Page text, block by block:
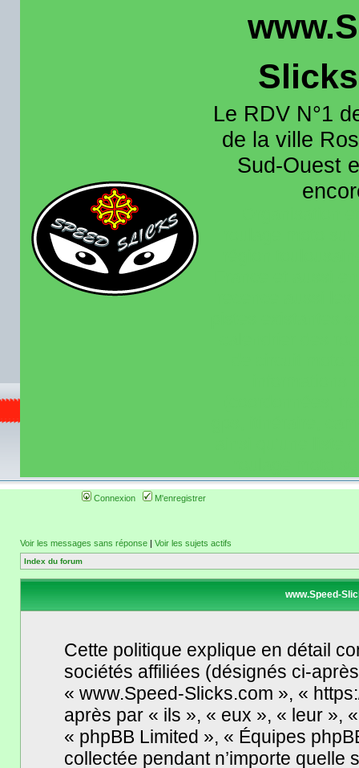
Le RDV N°1
de la ville
Sud-Ouest
Connexion M'enregistrer
Voir les messages sans réponse | Voir les sujets actifs
Index du forum
www.Speed-
Cette politique explique en détail
sociétés affiliées (désignés ci-
« www.Speed-Slicks.com », «
après par « ils », « eux », « leur »,
« phpBB Limited », « Équipes
collectée pendant n’importe quelle